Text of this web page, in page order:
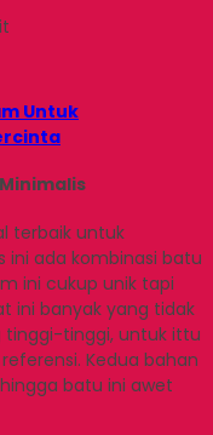
Untuk
terbaik untuk
ini ada kombinasi batu
ini cukup unik tapi
ini banyak yang tidak
tinggi-tinggi, untuk ittu
Kedua bahan
batu ini awet